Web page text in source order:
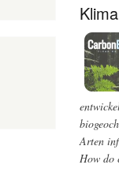
Arten
How do